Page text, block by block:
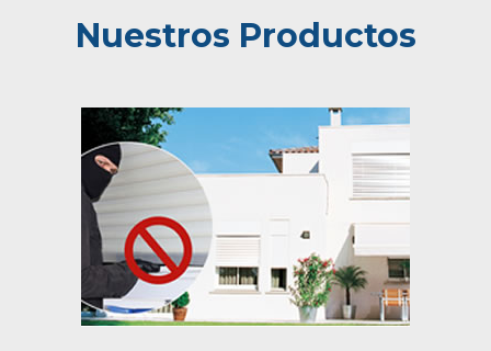
Nuestros Productos